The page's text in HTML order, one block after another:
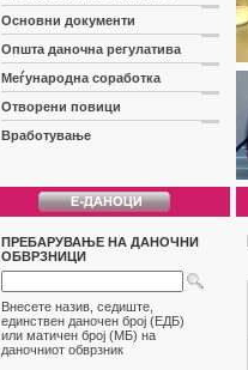
Основни документи
Општа даночна регулатива
Меѓународна соработка
Отворени повици
Вработување
ПРЕБАРУВАЊЕ НА ДАНОЧНИ
ОБВРЗНИЦИ
Внесете назив, седиште,
единствен даночен број (ЕДБ)
или матичен број (МБ) на
даночниот обврзник